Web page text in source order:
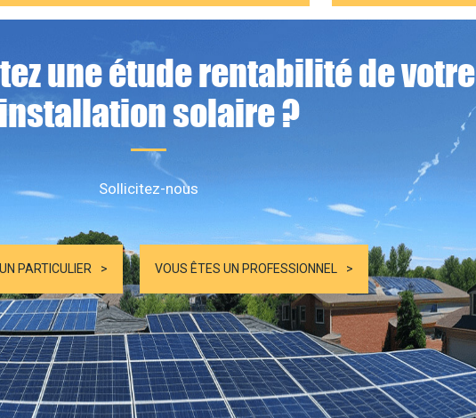
une étude rentabilité de votre
installation solaire ?
Sollicitez-nous
PARTICULIER VOUS ÊTES UN PROFESSIONNEL